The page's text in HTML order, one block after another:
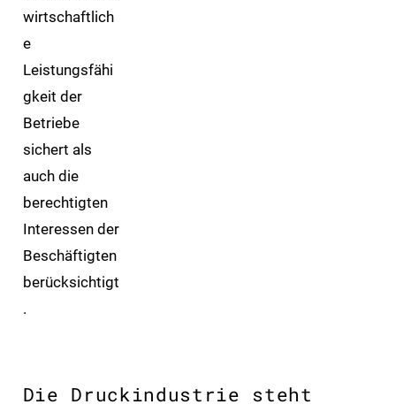
wirtschaftlich
e
Leistungsfähi
gkeit der
Betriebe
sichert als
auch die
berechtigten
Interessen der
Beschäftigten
berücksichtigt
.
Die Druckindustrie steht